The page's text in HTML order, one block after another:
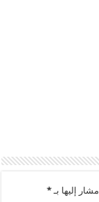
إليها بـ*